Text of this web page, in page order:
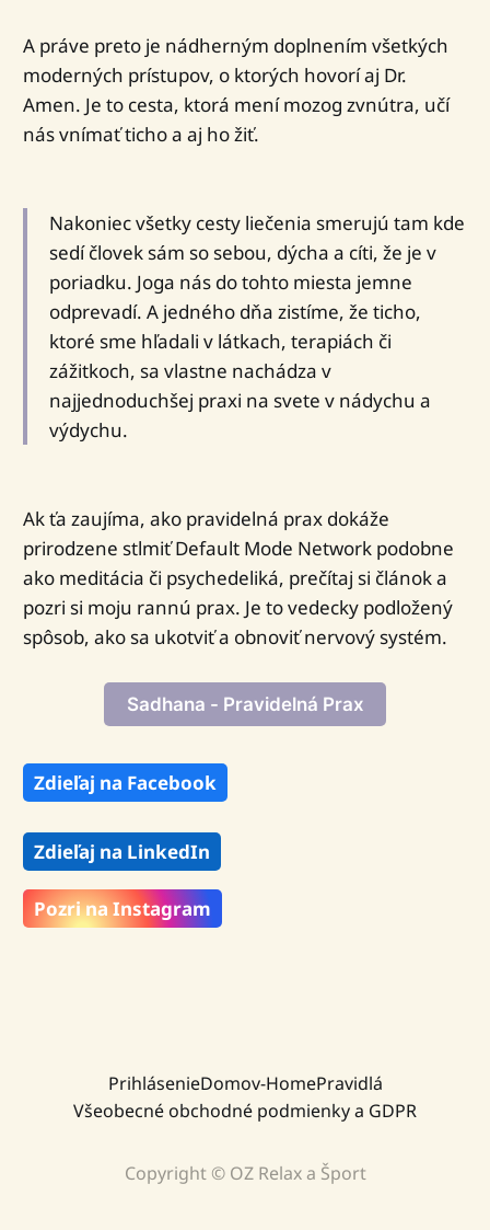
A práve preto je nádherným doplnením všetkých
moderných prístupov, o ktorých hovorí aj Dr.
Amen. Je to cesta, ktorá mení mozog zvnútra, učí
nás vnímať ticho a aj ho žiť.
Nakoniec všetky cesty liečenia smerujú tam kde
sedí človek sám so sebou, dýcha a cíti, že je v
poriadku. Joga nás do tohto miesta jemne
odprevadí. A jedného dňa zistíme, že ticho,
ktoré sme hľadali v látkach, terapiách či
zážitkoch, sa vlastne nachádza v
najjednoduchšej praxi na svete v nádychu a
výdychu.
Ak ťa zaujíma, ako pravidelná prax dokáže
prirodzene stlmiť Default Mode Network podobne
ako meditácia či psychedeliká, prečítaj si článok a
pozri si moju rannú prax. Je to vedecky podložený
spôsob, ako sa ukotviť a obnoviť nervový systém.
Sadhana - Pravidelná Prax
Zdieľaj na Facebook
Zdieľaj na LinkedIn
Pozri na Instagram
PrihlásenieDomov-HomePravidlá
Všeobecné obchodné podmienky a GDPR
Copyright © OZ Relax a Šport